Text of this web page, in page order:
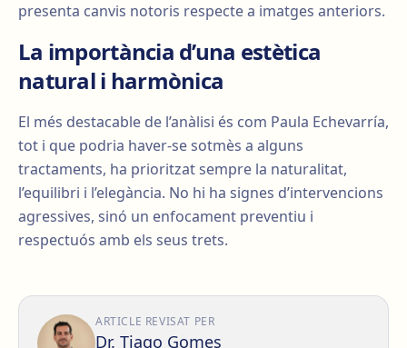
presenta canvis notoris respecte a imatges anteriors.
La importància d’una estètica
natural i harmònica
El més destacable de l’anàlisi és com Paula Echevarría,
tot i que podria haver-se sotmès a alguns
tractaments, ha prioritzat sempre la naturalitat,
l’equilibri i l’elegància. No hi ha signes d’intervencions
agressives, sinó un enfocament preventiu i
respectuós amb els seus trets.
ARTICLE REVISAT PER
Dr. Tiago Gomes